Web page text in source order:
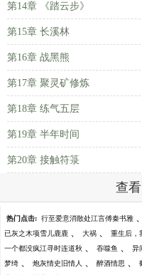
第14章 《踏云步》
第15章 长溪林
第16章 战黑熊
第17章 聚灵矿修炼
第18章 练气五层
第19章 半年时间
第20章 接触符箓
查
热门点击: 行至爱意消散处江言傅秦书雅 、
已灰之木项雪儿鹿鹿 、 大祸 、 重生后，
一个都没疯江寻时连道秋 、 吞噬鱼 、 异
梦绮 、 炮灰情史旧情人 、 醉酒情思 、